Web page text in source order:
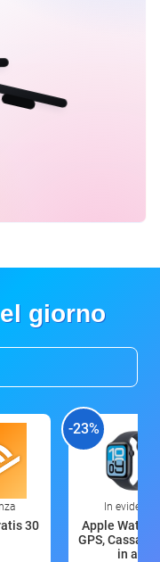
giorno
30
-23%
In evidenza
Apple Watch
GPS, Cassa
in all